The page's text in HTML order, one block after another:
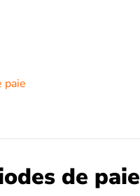
paie
de paie